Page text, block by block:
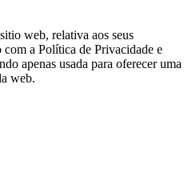
web, relativa aos seus
a Política de Privacidade e
apenas usada para oferecer uma
web.